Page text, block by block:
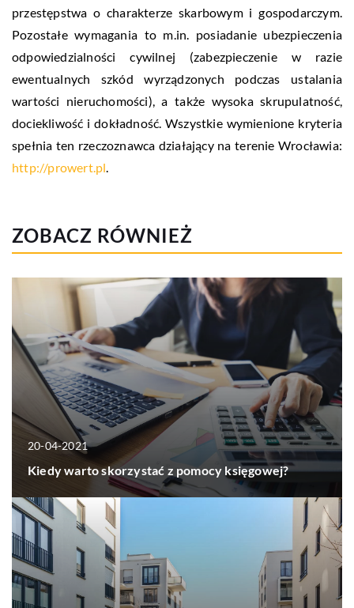
przestępstwa o charakterze skarbowym i gospodarczym.
Pozostałe wymagania to m.in. posiadanie ubezpieczenia
odpowiedzialności cywilnej (zabezpieczenie w razie
ewentualnych szkód wyrządzonych podczas ustalania
wartości nieruchomości), a także wysoka skrupulatność,
dociekliwość i dokładność. Wszystkie wymienione kryteria
spełnia ten rzeczoznawca działający na terenie Wrocławia:
http://prowert.pl.
ZOBACZ RÓWNIEŻ
20-04-2021
Kiedy warto skorzystać z pomocy księgowej?